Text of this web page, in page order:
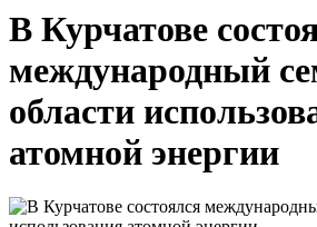
В Курчатове
международный
области
атомной энергии